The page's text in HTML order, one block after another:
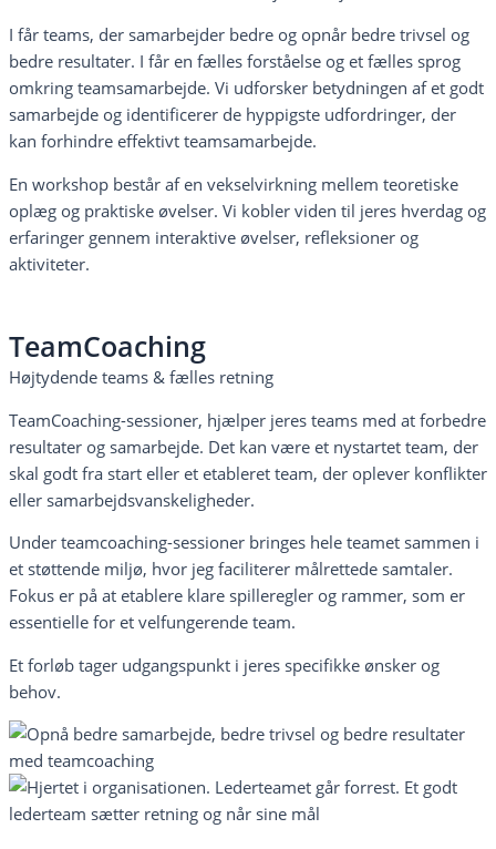
I får teams, der samarbejder bedre og opnår bedre trivsel og
bedre resultater. I får en fælles forståelse og et fælles sprog
omkring teamsamarbejde. Vi udforsker betydningen af et godt
samarbejde og identificerer de hyppigste udfordringer, der
kan forhindre effektivt teamsamarbejde.
En workshop består af en vekselvirkning mellem teoretiske
oplæg og praktiske øvelser. Vi kobler viden til jeres hverdag og
erfaringer gennem interaktive øvelser, refleksioner og
aktiviteter.
TeamCoaching
Højtydende teams & fælles retning
TeamCoaching-sessioner, hjælper jeres teams med at forbedre
resultater og samarbejde. Det kan være et nystartet team, der
skal godt fra start eller et etableret team, der oplever konflikter
eller samarbejdsvanskeligheder.
Under teamcoaching-sessioner bringes hele teamet sammen i
et støttende miljø, hvor jeg faciliterer målrettede samtaler.
Fokus er på at etablere klare spilleregler og rammer, som er
essentielle for et velfungerende team.
Et forløb tager udgangspunkt i jeres specifikke ønsker og
behov.